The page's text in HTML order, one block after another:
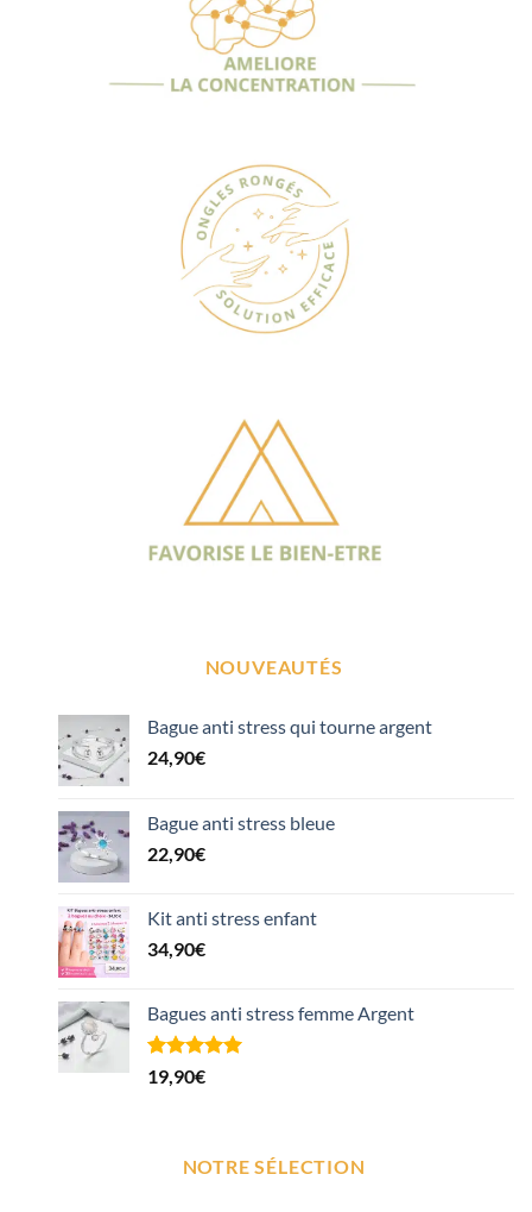
NOUVEAUTÉS
Bague anti stress qui tourne argent
24,90€
Bague anti stress bleue
22,90€
Kit anti stress enfant
34,90€
Bagues anti stress femme Argent
Noté5.00
sur 5 basé
1
19,90€
NOTRE SÉLECTION